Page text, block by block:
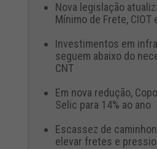
Nova legislação
Mínimo de Frete, CIOT
Investimentos em
seguem abaixo do
CNT
Em nova redução,
Selic para 14% ao ano
Escassez de
elevar fretes e